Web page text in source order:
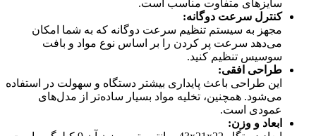
سایزهای متفاوت مناسب است.
کنترل سرعت دوگانه:
مجهز به سیستم تنظیم سرعت دوگانه که به شما امکان
می‌دهد سرعت پر کردن را بر اساس نوع مواد و بافت
سوسیس تنظیم کنید.
طراحی افقی:
این طراحی باعث پایداری بیشتر دستگاه و سهولت در استفاده
می‌شود. همچنین، تخلیه مواد بسیار ساده‌تر از مدل‌های
عمودی است.
ابعاد و وزن: